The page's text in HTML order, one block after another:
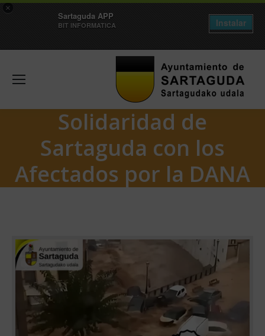
×
Sartaguda APP
BIT INFORMATICA Instalar
Solidaridad de
Sartaguda con los
Afectados por la DANA